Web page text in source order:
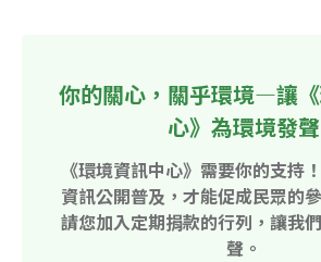
你的關心，關乎環境—讓
心》為環境發聲
《環境資訊中心》需要你的支持
資訊公開普及，才能促成民眾的
請您加入定期捐款的行列，讓我
聲。